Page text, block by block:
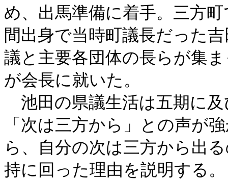
め、出馬準備に着手。三方
間出身で当時町議長だった
議と主要各団体の長らが集
が会長に就いた。
池田の県議生活は五期に
「次は三方から」との声が
ら、自分の次は三方から出
持に回った理由を説明する。